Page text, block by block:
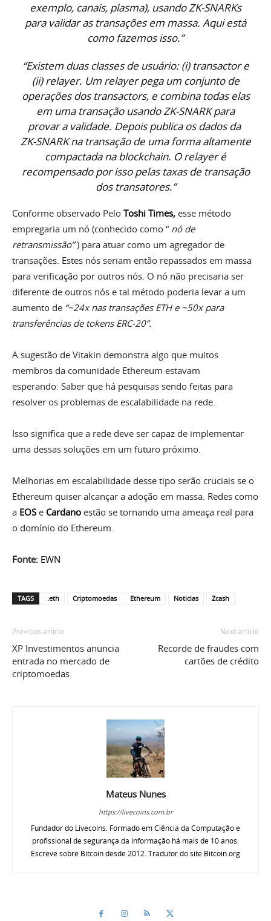
exemplo, canais, plasma), usando ZK-SNARKs
para validar as transações em massa. Aqui está
como fazemos isso.”
“Existem duas classes de usuário: (i) transactor e
(ii) relayer. Um relayer pega um conjunto de
operações dos transactors, e combina todas elas
em uma transação usando ZK-SNARK para
provar a validade. Depois publica os dados da
ZK-SNARK na transação de uma forma altamente
compactada na blockchain. O relayer é
recompensado por isso pelas taxas de transação
dos transatores.”
Conforme observado Pelo Toshi Times, esse método
empregaria um nó (conhecido como “ nó de
retransmissão”) para atuar como um agregador de
transações. Estes nós seriam então repassados ​​em massa
para verificação por outros nós. O nó não precisaria ser
diferente de outros nós e tal método poderia levar a um
aumento de “~24x nas transações ETH e ~50x para
transferências de tokens ERC-20”.
A sugestão de Vitakin demonstra algo que muitos
membros da comunidade Ethereum estavam
esperando: Saber que há pesquisas sendo feitas para
resolver os problemas de escalabilidade na rede.
Isso significa que a rede deve ser capaz de implementar
uma dessas soluções em um futuro próximo.
Melhorias em escalabilidade desse tipo serão cruciais se o
Ethereum quiser alcançar a adoção em massa. Redes como
a EOSe Cardano estão se tornando uma ameaça real para
o domínio do Ethereum.
Fonte: EWN
TAGS .eth Criptomoedas Ethereum Noticias Zcash
Previous article
XP Investimentos anuncia
entrada no mercado de
criptomoedas
Next article
Recorde de fraudes com
cartões de crédito
Mateus Nunes
https://livecoins.com.br
Fundador do Livecoins. Formado em Ciência da Computação e
profissional de segurança da informação há mais de 10 anos.
Escreve sobre Bitcoin desde 2012. Tradutor do site Bitcoin.org